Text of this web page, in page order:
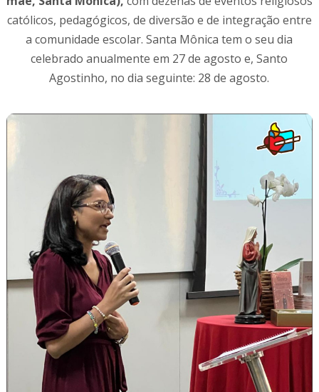
católicos, pedagógicos, de diversão e de integração entre
a comunidade escolar. Santa Mônica tem o seu dia
celebrado anualmente em 27 de agosto e, Santo
Agostinho, no dia seguinte: 28 de agosto.